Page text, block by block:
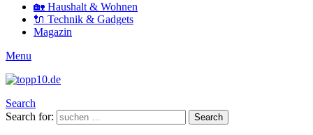
🏡 Haushalt & Wohnen
🔌 Technik & Gadgets
Magazin
Menu
Search
Search for:
Search